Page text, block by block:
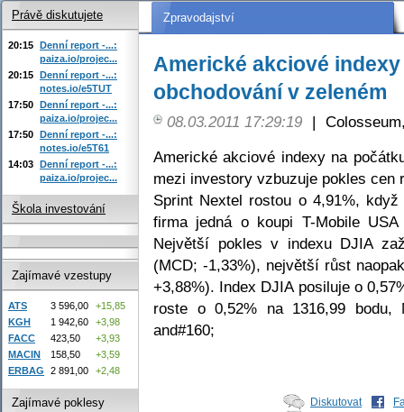
Zpravodajství
Americké akciové
obchodování v zeleném
08.03.2011 17:29:19 |
Americké akciové indexy na
mezi investory vzbuzuje pokles
Sprint Nextel rostou o 4,91%,
firma jedná o koupi T-Mobile
Největší pokles v indexu DJIA
(MCD; -1,33%), největší růst
+3,88%). Index DJIA posiluje o
roste o 0,52% na 1316,99 bodu,
and#160;
Diskutovat
Právě diskutujete
20:15 Denní report -...:
paiza.io/projec...
20:15 Denní report -...:
notes.io/e5TUT
17:50 Denní report -...:
paiza.io/projec...
17:50 Denní report -...:
notes.io/e5T61
14:03 Denní report -...:
paiza.io/projec...
Škola investování
Zajímavé vzestupy
ATS 3 596,00
+15,85
KGH
1 942,60
+3,98
FACC
423,50
+3,93
MACIN
158,50
+3,59
ERBAG
2 891,00 +2,48
Zajímavé poklesy